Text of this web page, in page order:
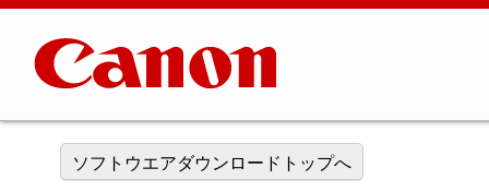
ソフトウエアダウンロードトップへ